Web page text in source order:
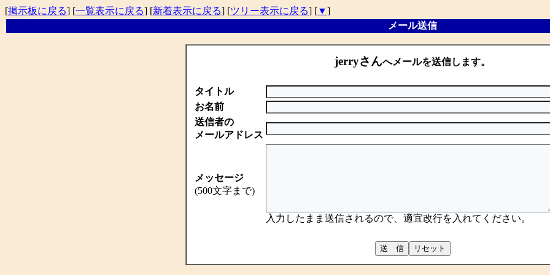
[掲示板に戻る] [一覧表示に戻る] [新着表示に戻る] [ツリー表示に戻る] [▼]
メール送信
jerryさんへメールを送信します。
タイトル
お名前
送信者の
メールアドレス
メッセージ
(500文字まで)
入力したまま送信されるので、適宜改行を入れてください。